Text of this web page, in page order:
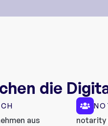
die
aus
notarity